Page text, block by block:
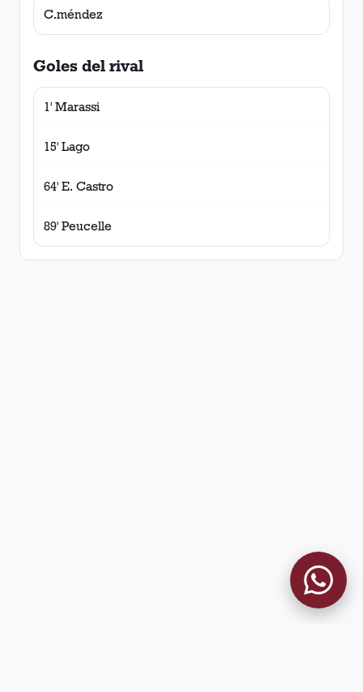
C.méndez
Goles del rival
1' Marassi
15' Lago
64' E. Castro
89' Peucelle